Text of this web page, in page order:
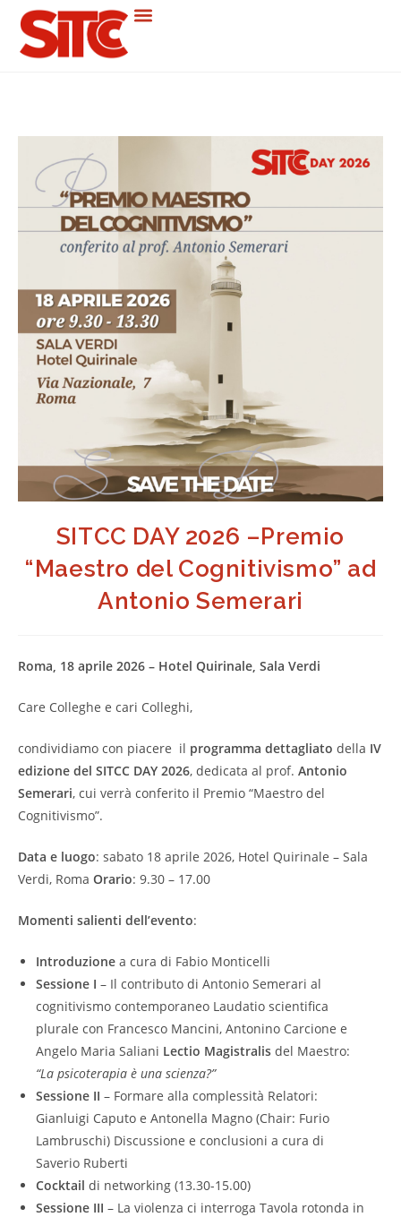
SITCC DAY 2026 –Premio
“Maestro del Cognitivismo” ad
Antonio Semerari
Roma, 18 aprile 2026 – Hotel Quirinale, Sala Verdi
Care Colleghe e cari Colleghi,
condividiamo con piacere il programma dettagliato della IV
edizione del SITCC DAY 2026, dedicata al prof. Antonio
Semerari, cui verrà conferito il Premio “Maestro del
Cognitivismo”.
Data e luogo: sabato 18 aprile 2026, Hotel Quirinale – Sala
Verdi, Roma Orario: 9.30 – 17.00
Momenti salienti dell’evento:
Introduzione a cura di Fabio Monticelli
Sessione I – Il contributo di Antonio Semerari al
cognitivismo contemporaneo Laudatio scientifica
plurale con Francesco Mancini, Antonino Carcione e
Angelo Maria Saliani Lectio Magistralis del Maestro:
“La psicoterapia è una scienza?”
Sessione II – Formare alla complessità Relatori:
Gianluigi Caputo e Antonella Magno (Chair: Furio
Lambruschi) Discussione e conclusioni a cura di
Saverio Ruberti
Cocktail di networking (13.30-15.00)
Sessione III – La violenza ci interroga Tavola rotonda in